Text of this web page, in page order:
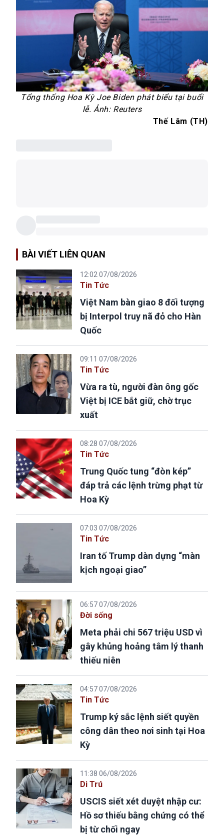
Tổng thống Hoa Kỳ Joe Biden phát biểu tại buổi
lễ. Ảnh: Reuters
Thế Lâm (TH)
BÀI VIẾT LIÊN QUAN
12:02 07/08/2026
Tin Tức
Việt Nam bàn giao 8 đối tượng
bị Interpol truy nã đỏ cho Hàn
Quốc
09:11 07/08/2026
Tin Tức
Vừa ra tù, người đàn ông gốc
Việt bị ICE bắt giữ, chờ trục
xuất
08:28 07/08/2026
Tin Tức
Trung Quốc tung “đòn kép”
đáp trả các lệnh trừng phạt từ
Hoa Kỳ
07:03 07/08/2026
Tin Tức
Iran tố Trump dàn dựng “màn
kịch ngoại giao”
06:57 07/08/2026
Đời sống
Meta phải chi 567 triệu USD vì
gây khủng hoảng tâm lý thanh
thiếu niên
04:57 07/08/2026
Tin Tức
Trump ký sắc lệnh siết quyền
công dân theo nơi sinh tại Hoa
Kỳ
11:38 06/08/2026
Di Trú
USCIS siết xét duyệt nhập cư:
Hồ sơ thiếu bằng chứng có thể
bị từ chối ngay